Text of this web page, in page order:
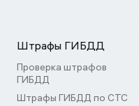
Штрафы ГИБДД
Проверка штрафов
ГИБДД
Штрафы ГИБДД по СТС